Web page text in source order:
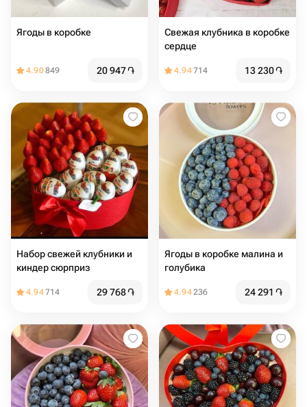
Ягоды в коробке
4.90849 20 947֏
Свежая клубника в коробке
сердце
4.94714 13 230֏
Набор свежей клубники и
киндер сюрприз
4.94714 29 768֏
Ягоды в коробке малина и
голубика
4.94236 24 291 ֏